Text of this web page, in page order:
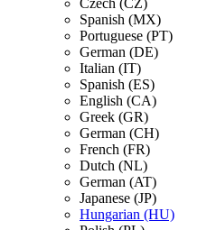
Czech (CZ)
Spanish (MX)
Portuguese (PT)
German (DE)
Italian (IT)
Spanish (ES)
English (CA)
Greek (GR)
German (CH)
French (FR)
Dutch (NL)
German (AT)
Japanese (JP)
Hungarian (HU)